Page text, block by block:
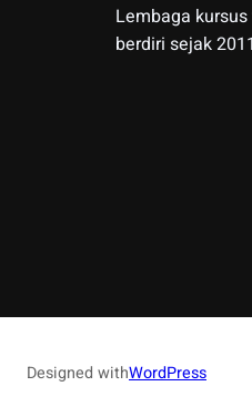
Lembaga
berdiri sejak 2011
Designed withWordPress